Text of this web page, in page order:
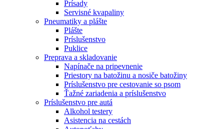
Prísady
Servisné kvapaliny
Pneumatiky a plášte
Plášte
Príslušenstvo
Puklice
Preprava a skladovanie
Napínače na pripevnenie
Priestory na batožinu a nosiče batožiny
Príslušenstvo pre cestovanie so psom
Ťažné zariadenia a príslušenstvo
Príslušenstvo pre autá
Alkohol testery
Asistencia na cestách